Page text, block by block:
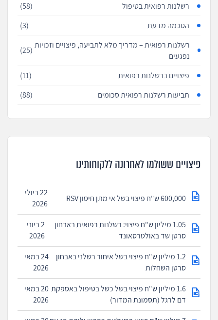
רשלנות רפואית בטיפול
(58)
הסכמה מדעת
(3)
רשלנות רפואית – מדריך מלא לתביעה, פיצויים וזכויות
נפגעים
(25)
פיצויים ברשלנות רפואית
(11)
תביעות רשלנות רפואית סכומים
(88)
פיצויים ששולמו לאחרונה ללקוחותינו
600,000 ש"ח פיצוי בשל אי מתן חיסון RSV
22 ביולי
2026
1.05 מיליון ש"ח פיצוי: רשלנות רפואית באבחון
סרטן שד באולטרסאונד
2 ביוני
2026
1.2 מיליון ש"ח פיצוי בשל איחור רשלני באבחון
סרטן השחלות
24 במאי
2026
1.6 מיליון ש"ח פיצוי בשל כשל בטיפול באספקת
דם לרגל (תסמונת המדור)
20 במאי
2026